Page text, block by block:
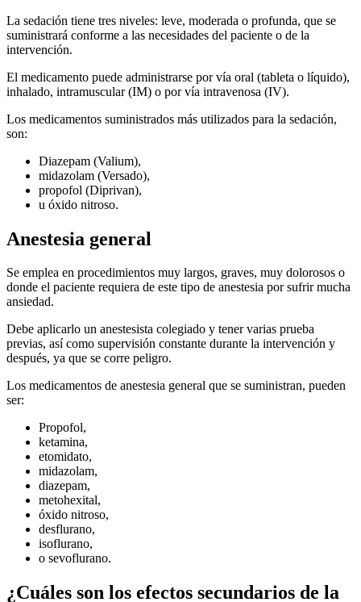
La sedación tiene tres niveles: leve, moderada o profunda, que se
suministrará conforme a las necesidades del paciente o de la
intervención.
El medicamento puede administrarse por vía oral (tableta o líquido),
inhalado, intramuscular (IM) o por vía intravenosa (IV).
Los medicamentos suministrados más utilizados para la sedación,
son:
Diazepam (Valium),
midazolam (Versado),
propofol (Diprivan),
u óxido nitroso.
Anestesia general
Se emplea en procedimientos muy largos, graves, muy dolorosos o
donde el paciente requiera de este tipo de anestesia por sufrir mucha
ansiedad.
Debe aplicarlo un anestesista colegiado y tener varias prueba
previas, así como supervisión constante durante la intervención y
después, ya que se corre peligro.
Los medicamentos de anestesia general que se suministran, pueden
ser:
Propofol,
ketamina,
etomidato,
midazolam,
diazepam,
metohexital,
óxido nitroso,
desflurano,
isoflurano,
o sevoflurano.
¿Cuáles son los efectos secundarios de la